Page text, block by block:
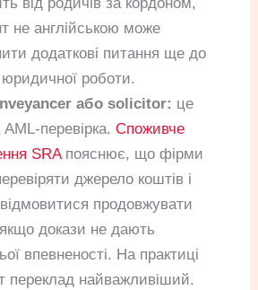
не англійською може
додаткові питання ще до
юридичної роботи.
або solicitor: це
AML-перевірка.Споживче
SRAпояснює, що фірми
джерело коштів і
продовжувати
докази не дають
впевненості. На практиці
переклад найважливіший.